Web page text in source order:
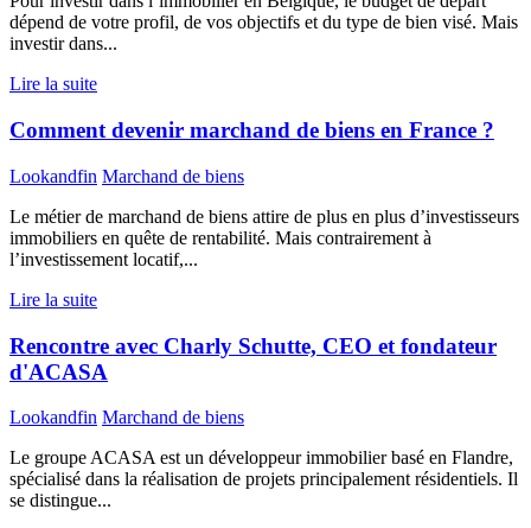
dépend de votre profil, de vos objectifs et du type de bien visé. Mais
investir dans...
Lire la suite
Comment devenir marchand de biens en France ?
Lookandfin Marchand de biens
Le métier de marchand de biens attire de plus en plus d’investisseurs
immobiliers en quête de rentabilité. Mais contrairement à
l’investissement locatif,...
Lire la suite
Rencontre avec Charly Schutte, CEO et fondateur
d'ACASA
Lookandfin Marchand de biens
Le groupe ACASA est un développeur immobilier basé en Flandre,
spécialisé dans la réalisation de projets principalement résidentiels. Il
se distingue...